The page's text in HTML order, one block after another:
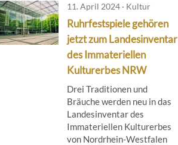
11. April 2024 · Kultur
Ruhrfestspiele gehören
jetzt zum Landesinventar
des Immateriellen
Kulturerbes NRW
Drei Traditionen und
Bräuche werden neu in das
Landesinventar des
Immateriellen Kulturerbes
von Nordrhein-Westfalen